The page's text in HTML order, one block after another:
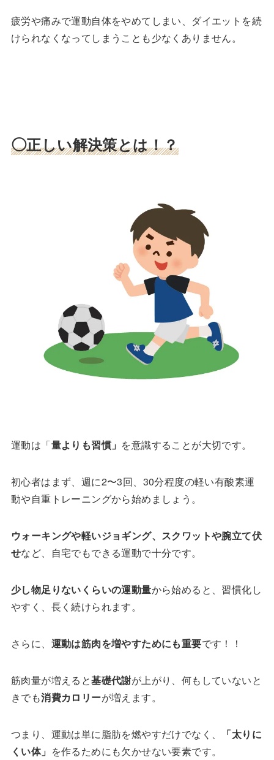
疲労や痛みで運動自体をやめてしまい、ダイエットを続
けられなくなってしまうことも少なくありません。
◯正しい解決策とは！？
運動は「量よりも習慣」 を意識することが大切です。
初心者はまず、週に2〜3回、30分程度の軽い有酸素運
動や自重トレーニングから始めましょう。
ウォーキングや軽いジョギング、スクワットや腕立て伏
せなど、自宅でもできる運動で十分です。
少し物足りないくらいの運動量から始めると、習慣化し
やすく、長く続けられます。
さらに、 運動は筋肉を増やすためにも重要です！！
筋肉量が増えると基礎代謝が上がり、何もしていないと
きでも消費カロリーが増えます。
つまり、運動は単に脂肪を燃やすだけでなく、
「太りに
くい体」 を作るためにも欠かせない要素です。